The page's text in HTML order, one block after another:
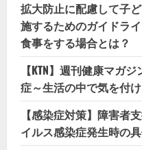
拡大防止に配慮して子
施するためのガイドラ
食事をする場合とは？
【KTN】週刊健康マガ
症～生活の中で気を付
【感染症対策】障害者
イルス感染症発生時の